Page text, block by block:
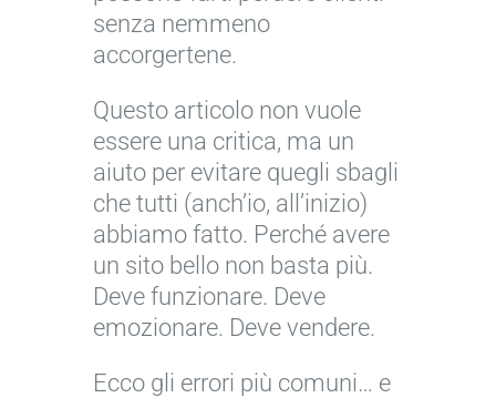
senza nemmeno
accorgertene.
Questo articolo non vuole
essere una critica, ma un
aiuto per evitare quegli sbagli
che tutti (anch’io, all’inizio)
abbiamo fatto. Perché avere
un sito bello non basta più.
Deve funzionare. Deve
emozionare. Deve vendere.
Ecco gli errori più comuni… e